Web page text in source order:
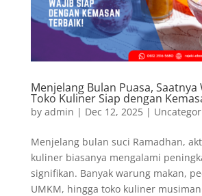
Menjelang Bulan Puasa,
Toko Kuliner Siap dengan
by admin | Dec 12, 2025|
Menjelang bulan suci Ramadhan,
kuliner biasanya mengalami
signifikan. Banyak warung makan,
UMKM, hingga toko kuliner